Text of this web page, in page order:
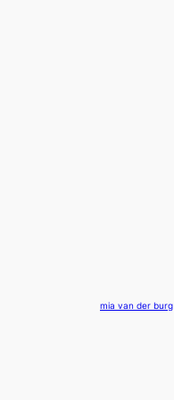
mia van der burg